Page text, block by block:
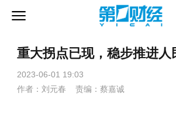
重大拐点已现，稳步推进人
2023-06-01 19:03
作者：刘元春 责编：蔡嘉诚